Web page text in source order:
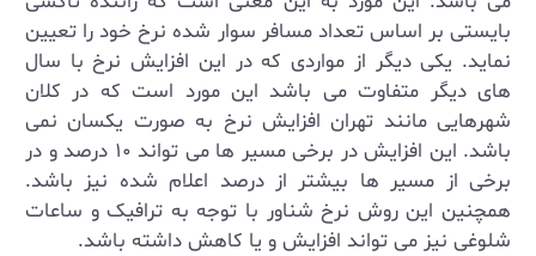
بایستی بر اساس تعداد مسافر سوار شده نرخ خود را تعیین
نماید. یکی دیگر از مواردی که در این افزایش نرخ با سال
های دیگر متفاوت می باشد این مورد است که در کلان
شهرهایی مانند تهران افزایش نرخ به صورت یکسان نمی
باشد. این افزایش در برخی مسیر ها می تواند ۱۰ درصد و در
برخی از مسیر ها بیشتر از درصد اعلام شده نیز باشد.
همچنین این روش نرخ شناور با توجه به ترافیک و ساعات
شلوغی نیز می تواند افزایش و یا کاهش داشته باشد.